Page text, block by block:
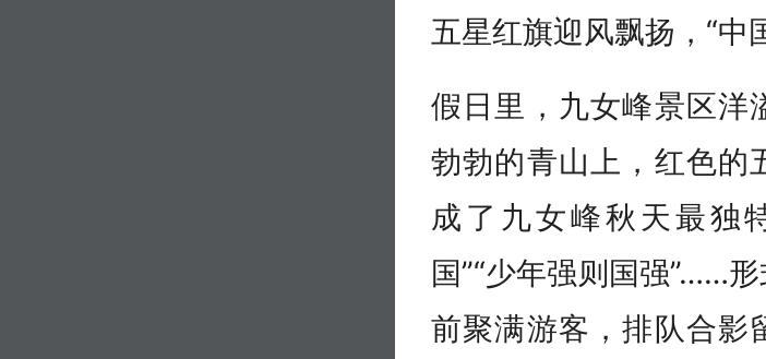
五星红旗迎风飘扬，“中
假日里，九女峰景区洋
勃勃的青山上，红色的
成了九女峰秋天最独
国”“少年强则国强”……
前聚满游客，排队合影